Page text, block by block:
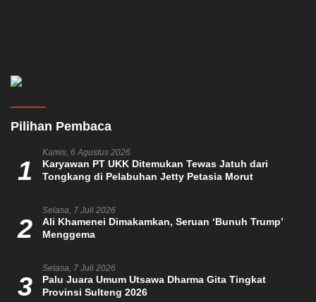
Pilihan Pembaca
1
Kamis, 6 Agustus 2026
Karyawan PT UKK Ditemukan Tewas Jatuh dari
Tongkang di Pelabuhan Jetty Petasia Morut
2
Selasa, 7 Juli 2026
Ali Khamenei Dimakamkan, Seruan ‘Bunuh Trump’
Menggema
3
Selasa, 7 Juli 2026
Palu Juara Umum Utsawa Dharma Gita Tingkat
Provinsi Sulteng 2026